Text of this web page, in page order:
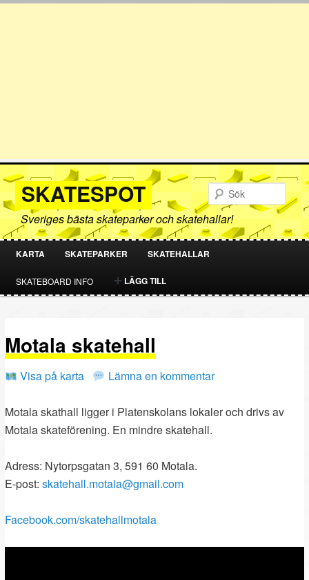
SKATESPOT
Sveriges bästa skateparker och skatehallar!
HOPPA
TILL
INNEHÅLL
HOPPA
TILL
INNEHÅLL
KARTA SKATEPARKER SKATEHALLAR
SKATEBOARD INFO LÄGG TILL
Motala skatehall
Visa på karta Lämna en kommentar
Motala skathall ligger i Platenskolans lokaler och drivs av
Motala skateförening. En mindre skatehall.
Adress: Nytorpsgatan 3, 591 60 Motala.
E-post:skatehall.motala@gmail.com
Facebook.com/skatehallmotala